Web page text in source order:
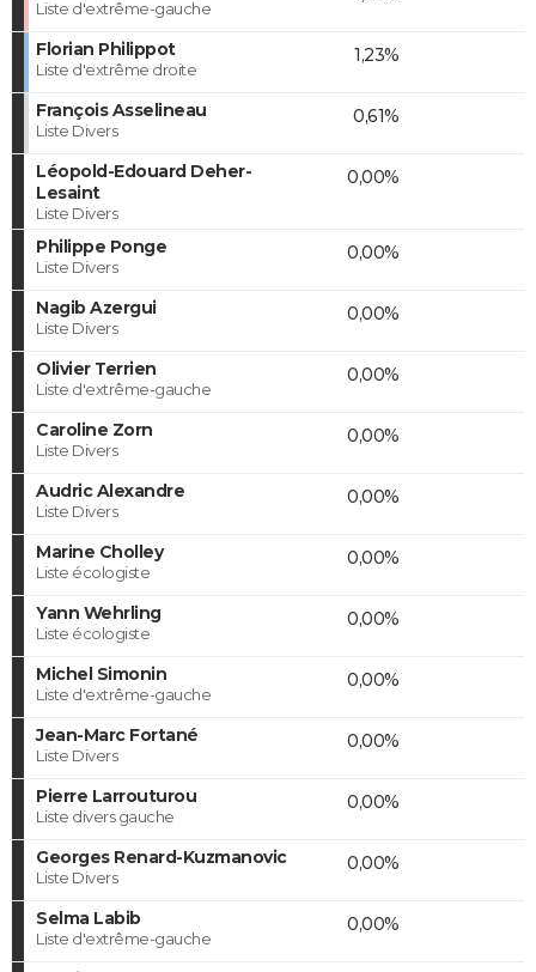
Liste d'extrême-gauche
Florian Philippot
Liste d'extrême droite
1,23%
François Asselineau
Liste Divers
0,61%
Léopold-Edouard Deher-
Lesaint
Liste Divers
0,00%
Philippe Ponge
Liste Divers
0,00%
Nagib Azergui
Liste Divers
0,00%
Olivier Terrien
Liste d'extrême-gauche
0,00%
Caroline Zorn
Liste Divers
0,00%
Audric Alexandre
Liste Divers
0,00%
Marine Cholley
Liste écologiste
0,00%
Yann Wehrling
Liste écologiste
0,00%
Michel Simonin
Liste d'extrême-gauche
0,00%
Jean-Marc Fortané
Liste Divers
0,00%
Pierre Larrouturou
Liste divers gauche
0,00%
Georges Renard-Kuzmanovic
Liste Divers
0,00%
Selma Labib
Liste d'extrême-gauche
0,00%